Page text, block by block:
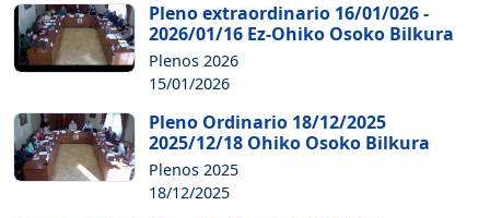
Pleno extraordinario 16/01/026 -
2026/01/16 Ez-Ohiko Osoko Bilkura
Plenos 2026
15/01/2026
Pleno Ordinario 18/12/2025
2025/12/18 Ohiko Osoko Bilkura
Plenos 2025
18/12/2025